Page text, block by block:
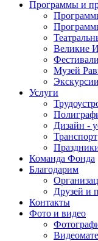
Программы и
Великие
Музей
Экскурсии
Услуги
Дизайн -
Транспорт
Команда Фонда
Благодарим
Друзей и
Контакты
Фото и видео